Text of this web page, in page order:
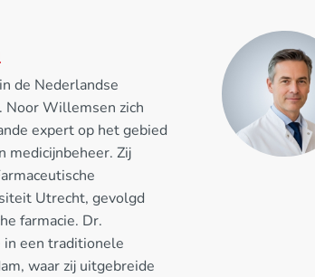
de Nederlandse
Noor Willemsen zich
expert op het gebied
medicijnbeheer. Zij
Utrecht, gevolgd
farmacie. Dr.
een traditionele
waar zij uitgebreide